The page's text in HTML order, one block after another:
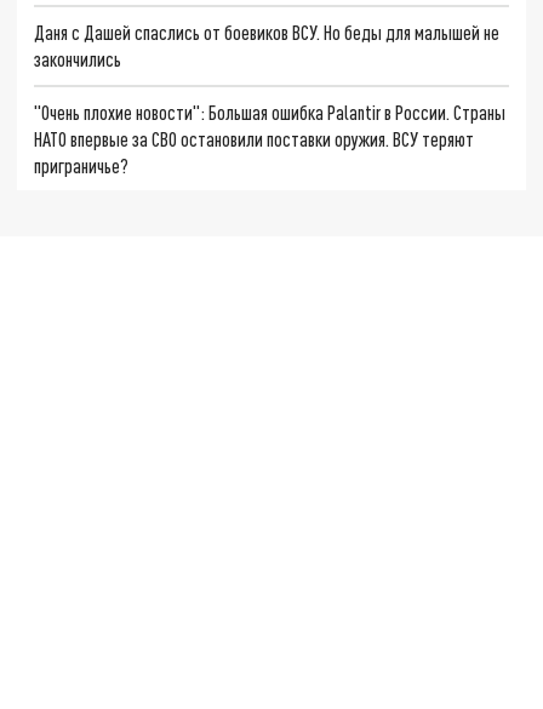
Даня с Дашей спаслись от боевиков ВСУ. Но беды для малышей не
закончились
"Очень плохие новости": Большая ошибка Palantir в России. Страны
НАТО впервые за СВО остановили поставки оружия. ВСУ теряют
приграничье?